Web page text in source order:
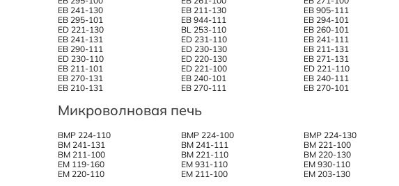
EB 241-130
EB 211-130 EB 905-111
EB 295-101
EB 944-111 EB 294-101
ED 221-130
BL 253-110 EB 260-101
EB 241-131
ED 231-110 EB 241-111
EB 290-111
ED 230-130 EB 211-131
ED 230-110
ED 220-130 EB 271-131
EB 211-101
ED 221-100 ED 221-110
EB 270-131
EB 240-101 EB 240-111
EB 210-131
EB 270-111 EB 270-101
Микроволновая печь
BMP 224-110 BMP 224-100 BMP 224-130
BM 241-131
BM 241-111 BM 221-100
BM 211-100
BM 221-110 BM 220-130
EM 119-160
EM 931-110 EM 930-110
EM 220-110
EM 211-100 EM 203-130